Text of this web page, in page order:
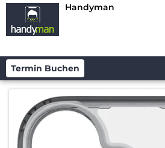
Handyman
Termin Buchen